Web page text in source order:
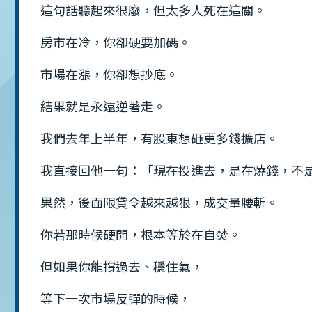
這句話聽起來很廢，但太多人死在這關。
房市在冷，你卻硬要加碼。
市場在漲，你卻想抄底。
結果就是永遠逆著走。
我們去年上半年，有股東想砸更多錢擴店。
我直接回他一句：「現在投進去，是在燒錢，不
果然，後面限貸令越來越狠，成交量腰斬。
你若那時候硬開，根本等於在自焚。
但如果你能撐過去、穩住氣，
等下一次市場反彈的時候，